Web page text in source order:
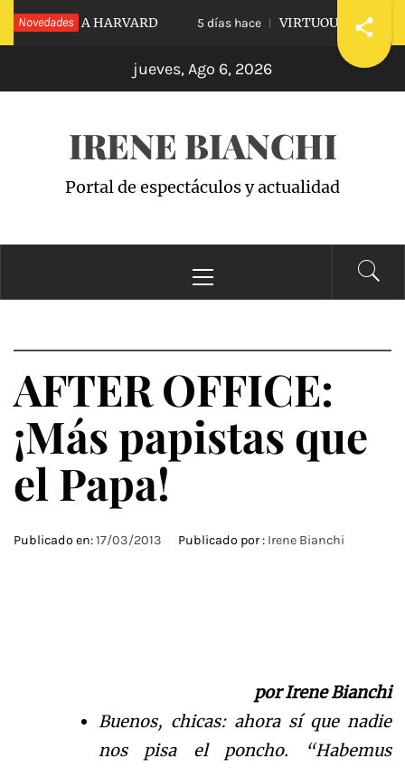
Saltar
al
NovedadesA HARVARD 5 días hace VIRTUOUS VS. VICIOUS
jueves, Ago 6, 2026
IRENE BIANCHI
Portal de espectáculos y actualidad
principal
AFTER OFFICE:
¡Más papistas que
el Papa!
Publicado en:17/03/2013 Publicado por : Irene Bianchi
por Irene Bianchi
Buenos, chicas: ahora sí que nadie
nos pisa el poncho.
“Habemus